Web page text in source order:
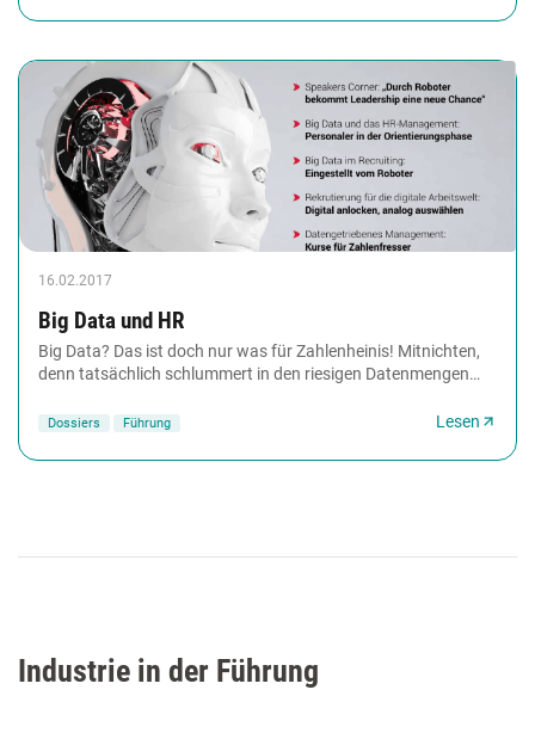
16.02.2017
Big Data und HR
Big Data? Das ist doch nur was für Zahlenheinis! Mitnichten,
denn tatsächlich schlummert in den riesigen Datenmengen
Dossiers Führung Lesen
Industrie in der Führung